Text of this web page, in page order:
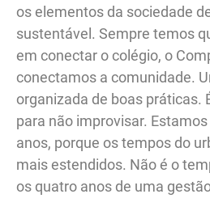
os elementos da sociedade
sustentável. Sempre temos
em conectar o colégio, o
conectamos a comunidade.
organizada de boas práticas.
para não improvisar.
anos, porque os tempos do
mais estendidos. Não é o
os quatro anos de uma